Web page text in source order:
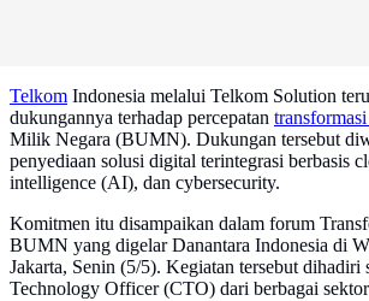
Telkom Indonesia melalui Telkom Solution
dukungannya terhadap percepatan
Milik Negara (BUMN). Dukungan tersebut
penyediaan solusi digital terintegrasi berbasis
intelligence (AI), dan cybersecurity.
Komitmen itu disampaikan dalam forum
BUMN yang digelar Danantara Indonesia di
Jakarta, Senin (5/5). Kegiatan tersebut dihadiri
Technology Officer (CTO) dari berbagai